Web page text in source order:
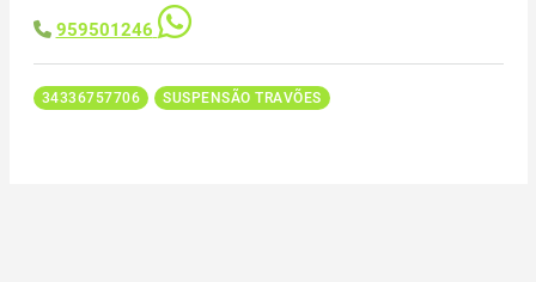
959501246
34336757706 SUSPENSÃO TRAVÕES